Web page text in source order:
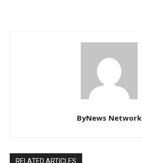
ByNews Network
RELATED ARTICLES